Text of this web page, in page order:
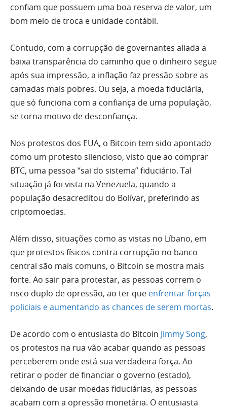
confiam que possuem uma boa reserva de valor, um
bom meio de troca e unidade contábil.
Contudo, com a corrupção de governantes aliada a
baixa transparência do caminho que o dinheiro segue
após sua impressão, a inflação faz pressão sobre as
camadas mais pobres. Ou seja, a moeda fiduciária,
que só funciona com a confiança de uma população,
se torna motivo de desconfiança.
Nos protestos dos EUA, o Bitcoin tem sido apontado
como um protesto silencioso, visto que ao comprar
BTC, uma pessoa “sai do sistema” fiduciário. Tal
situação já foi vista na Venezuela, quando a
população desacreditou do Bolívar, preferindo as
criptomoedas.
Além disso, situações como as vistas no Líbano, em
que protestos físicos contra corrupção no banco
central são mais comuns, o Bitcoin se mostra mais
forte. Ao sair para protestar, as pessoas correm o
risco duplo de opressão, ao ter que enfrentar forças
policiais e aumentando as chances de serem mortas.
De acordo com o entusiasta do Bitcoin Jimmy Song,
os protestos na rua vão acabar quando as pessoas
perceberem onde está sua verdadeira força. Ao
retirar o poder de financiar o governo (estado),
deixando de usar moedas fiduciárias, as pessoas
acabam com a opressão monetária. O entusiasta